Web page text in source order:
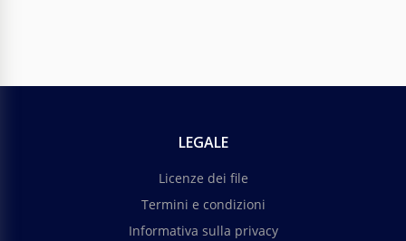
LEGALE
Licenze dei file
Termini e condizioni
Informativa sulla privacy